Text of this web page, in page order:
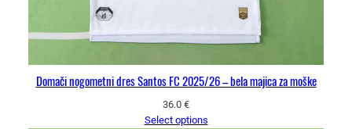
Domači nogometni dres Santos FC 2025/26 – bela majica za moške
36.0 €
Select options